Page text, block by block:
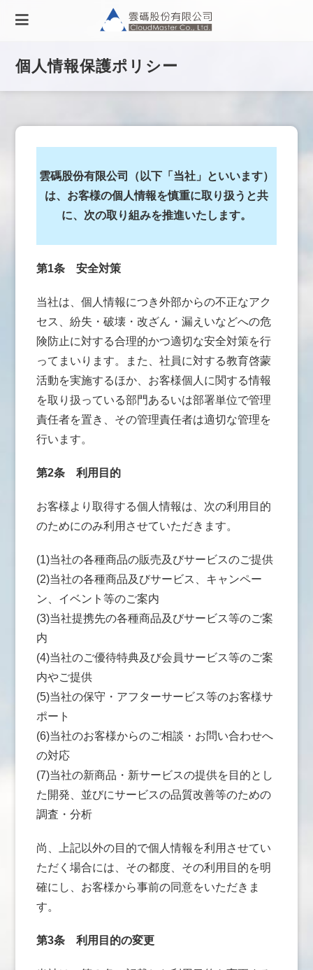
個人情報保護ポリシー
雲碼股份有限公司（以下「当社」といいます）
は、お客様の個人情報を慎重に取り扱うと共
に、次の取り組みを推進いたします。
第1条安全対策
当社は、個人情報につき外部からの不正なアク
セス、紛失・破壊・改ざん・漏えいなどへの危
険防止に対する合理的かつ適切な安全対策を行
ってまいります。また、社員に対する教育啓蒙
活動を実施するほか、お客様個人に関する情報
を取り扱っている部門あるいは部署単位で管理
責任者を置き、その管理責任者は適切な管理を
行います。
第2条利用目的
お客様より取得する個人情報は、次の利用目的
のためにのみ利用させていただきます。
(1)当社の各種商品の販売及びサービスのご提供
(2)当社の各種商品及びサービス、キャンペー
ン、イベント等のご案内
(3)当社提携先の各種商品及びサービス等のご案
内
(4)当社のご優待特典及び会員サービス等のご案
内やご提供
(5)当社の保守・アフターサービス等のお客様サ
ポート
(6)当社のお客様からのご相談・お問い合わせへ
の対応
(7)当社の新商品・新サービスの提供を目的とし
た開発、並びにサービスの品質改善等のための
調査・分析
尚、上記以外の目的で個人情報を利用させてい
ただく場合には、その都度、その利用目的を明
確にし、お客様から事前の同意をいただきま
す。
第3条利用目的の変更